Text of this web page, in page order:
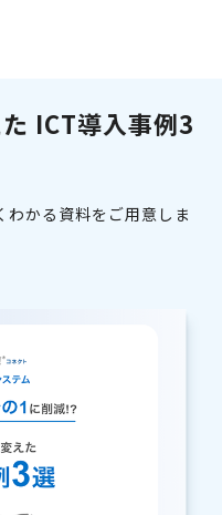
ICT導入事例3
かる資料をご用意しま